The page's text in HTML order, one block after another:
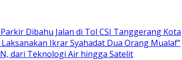
Dibahu Jalan di Tol CSI Tanggerang Kota
Ikrar Syahadat Dua Orang Mualaf”
dari Teknologi Air hingga Satelit